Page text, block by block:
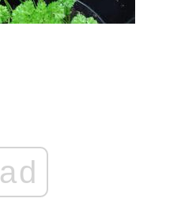
ad